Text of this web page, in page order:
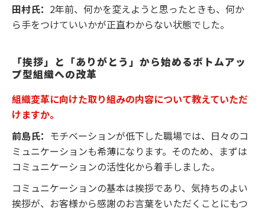
田村氏： 2年前、何かを変えようと思ったときも、何か
ら手をつけていいかが正直わからない状態でした。
「挨拶」と「ありがとう」から始めるボトムアッ
プ型組織への改革
組織変革に向けた取り組みの内容について教えていただ
けますか。
前島氏： モチベーションが低下した職場では、日々のコ
ミュニケーションも希薄になります。そのため、まずは
コミュニケーションの活性化から着手しました。
コミュニケーションの基本は挨拶であり、気持ちのよい
挨拶が、お客様から感謝のお言葉をいただくことにもつ